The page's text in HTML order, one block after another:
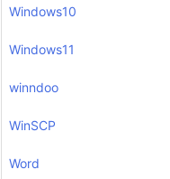
Windows10
Windows11
winndoo
WinSCP
Word